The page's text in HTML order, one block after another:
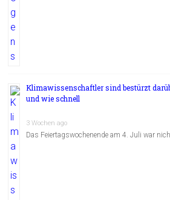
Klimawissenschaftler sind bestürzt
und wie schnell
3 Wochen ago
Das Feiertagswochenende am 4. Juli war